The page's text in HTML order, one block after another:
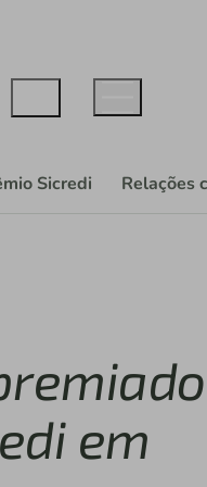
Sicredi Relações
em